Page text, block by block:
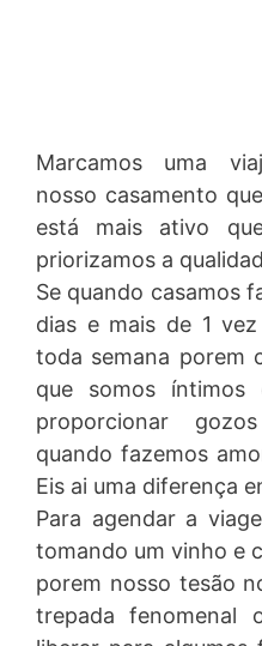
Marcamos uma
nosso casamento
está mais ativo
priorizamos a
Se quando casamos
dias e mais de 1
toda semana porem
que somos
proporcionar
quando fazemos
Eis ai uma diferença
Para agendar a
tomando um vinho e
porem nosso tesão
trepada fenomenal